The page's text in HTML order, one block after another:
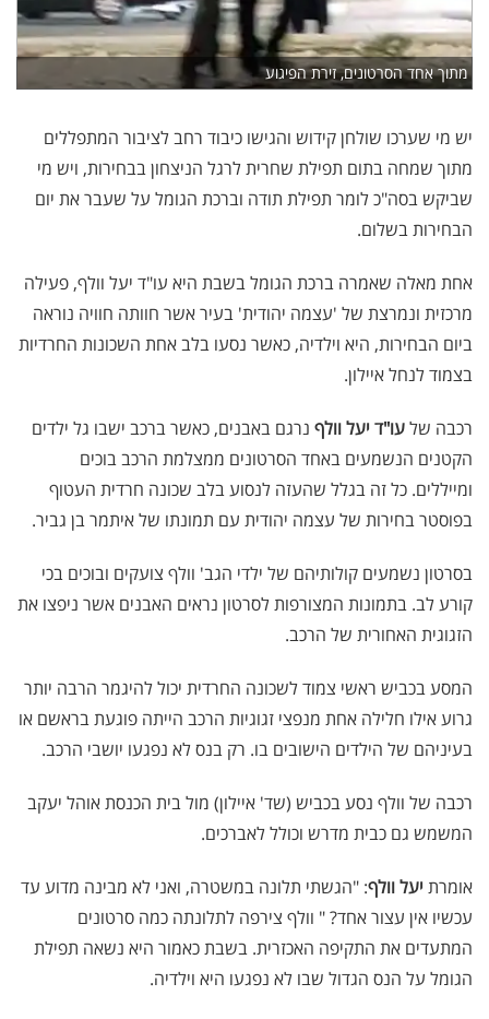
מתוך אחד הסרטונים, זירת הפיגוע
יש מי שערכו שולחן קידוש והגישו כיבוד רחב לציבור המתפללים
מתוך שמחה בתום תפילת שחרית לרגל הניצחון בבחירות, ויש מי
שביקש בסה"כ לומר תפילת תודה וברכת הגומל על שעבר את יום
הבחירות בשלום.
אחת מאלה שאמרה ברכת הגומל בשבת היא עו"ד יעל וולף, פעילה
מרכזית ונמרצת של 'עצמה יהודית' בעיר אשר חוותה חוויה נוראה
ביום הבחירות, היא וילדיה, כאשר נסעו בלב אחת השכונות החרדיות
בצמוד לנחל איילון.
רכבה שלעו"ד יעל וולף נרגם באבנים, כאשר ברכב ישבו גל ילדים
הקטנים הנשמעים באחד הסרטונים ממצלמת הרכב בוכים
ומייללים. כל זה בגלל שהעזה לנסוע בלב שכונה חרדית העטוף
בפוסטר בחירות של עצמה יהודית עם תמונתו של איתמר בן גביר.
בסרטון נשמעים קולותיהם של ילדי הגב' וולף צועקים ובוכים בכי
קורע לב. בתמונות המצורפות לסרטון נראים האבנים אשר ניפצו את
הזגוגית האחורית של הרכב.
המסע בכביש ראשי צמוד לשכונה החרדית יכול להיגמר הרבה יותר
גרוע אילו חלילה אחת מנפצי זגוגיות הרכב הייתה פוגעת בראשם או
בעיניהם של הילדים הישובים בו. רק בנס לא נפגעו יושבי הרכב.
רכבה של וולף נסע בכביש (שד' איילון) מול בית הכנסת אוהל יעקב
המשמש גם כבית מדרש וכולל לאברכים.
אומרת יעל וולף: "הגשתי תלונה במשטרה, ואני לא מבינה מדוע עד
עכשיו אין עצור אחד? " וולף צירפה לתלונתה כמה סרטונים
המתעדים את התקיפה האכזרית. בשבת כאמור היא נשאה תפילת
הגומל על הנס הגדול שבו לא נפגעו היא וילדיה.